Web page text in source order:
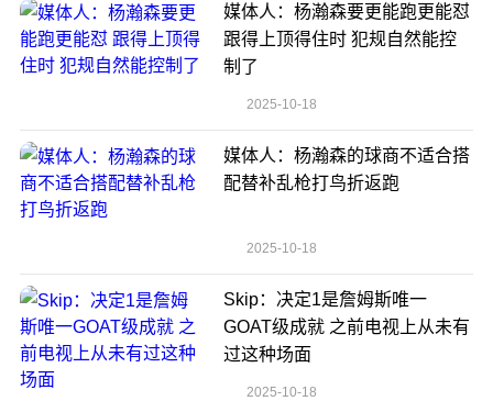
媒体人：杨瀚森要更能跑更能怼
跟得上顶得住时 犯规自然能控
制了
2025-10-18
媒体人：杨瀚森的球商不适合搭
配替补乱枪打鸟折返跑
2025-10-18
Skip：决定1是詹姆斯唯一
GOAT级成就 之前电视上从未有
过这种场面
2025-10-18